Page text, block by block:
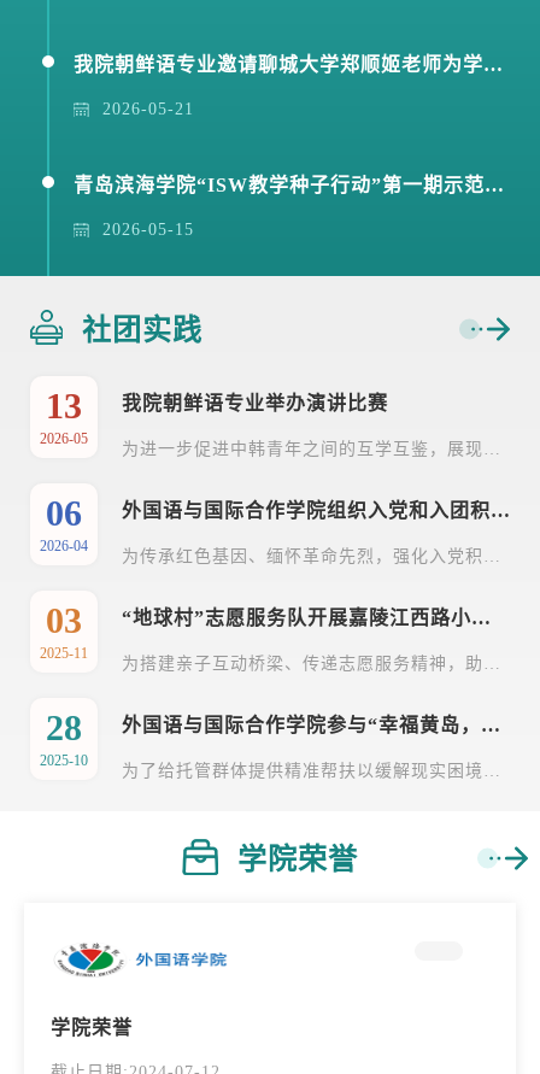
我院朝鲜语专业邀请聊城大学郑顺姬老师为学生举办考研专题报告会
2026-05-21
青岛滨海学院“ISW教学种子行动”第一期示范教学展示走进国际语言文化学院与大专文理基础学院
2026-05-15
社团实践
13
2026-05
我院朝鲜语专业举办演讲比赛
为进一步促进中韩青年之间的互学互鉴，展现当代大学生的语言能力与国际视野，展示当代大学生的语言能力和文化素养，提升学生的韩语水平，我院朝鲜语专业于2026年5月12日在韩国村进行了韩语演讲比赛。朝鲜语专业各年级学生踊跃报名，积极参加本次讲演比赛。在比赛过程中，选手们依次进行了5分钟的演讲，朝鲜语专业5位老师担任评委。选手们发音标准、情感真挚，仪态大方得体，慷慨激昂地进行演讲。通过严格的评审，2022级朝鲜语专业的武源惠等6名同学荣获了一、...
06
2026-04
外国语与国际合作学院组织入党和入团积极分子参观青岛革命烈士纪念馆
为传承红色基因、缅怀革命先烈，强化入党积极分子和入团积极分子思想政治引领，传承红色基因，2026年清明节之际，外国语与国际合作学院学生党支部以主题教育的形式，组织入党积极分子和入团积极分子一同前往青岛革命烈士纪念馆，开展红色教育实践活动，感悟革命精神，坚定向党组织和团组织靠拢的决心。 活动现场，同学们怀着崇敬肃穆的心情有序步入纪念馆，在苍松翠柏环绕四周，庄严肃穆的氛围让大家瞬间安静下来。在烈士群雕前，全体人员整齐列队，...
03
2025-11
“地球村”志愿服务队开展嘉陵江西路小学亲子运动会志愿服务活动
为搭建亲子互动桥梁、传递志愿服务精神，助力社区与校园共建，外国语与国际合作学院团总支组织学院“地球村”志愿服务队于2025年11月1日下午，在嘉陵江西路小学操场开展亲子运动会专项志愿服务。活动由青云路社区与嘉陵江西路小学联合主办，学院志愿者通过前期线上报名筛选参与其中。志愿者们提前到达指定地点开始准备工作后，在社区工作人员与学校老师指导下布置场地，检查器材安全性并张贴指引标识；活动开场后，志愿者分组负责签到引导，...
28
2025-10
外国语与国际合作学院参与“幸福黄岛，Young 光公益学堂”周末托管志愿服务活动
为了给托管群体提供精准帮扶以缓解现实困境，同时推动个体成长与社会向善，弘扬志愿服务精神。2025年10月26日，学院“地球村”志愿服务队参加“幸福黄岛，Young光公益学堂”周末托管志愿服务。课堂上，志愿者们手把手教孩子摆弄教具、讲解题目，遇到手工任务便坐下共同涂画，将“辅导”变成“共学共玩”；操场上，志愿者们蹲下身追球、比小车滑行速度，甚至坐上小滑车与孩子玩“拉力赛”，把户外看护变成融入童真的游戏；钢琴前，志愿者顺着孩子的好奇心，...
学院荣誉
学院荣誉